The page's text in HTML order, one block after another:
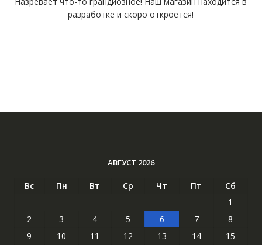
разработке и скоро откроется!
АВГУСТ 2026
Вс Пн Вт Ср Чт Пт
Сб
1
2
3 4 5 6 7
8
9
10 11 12 13 14
15